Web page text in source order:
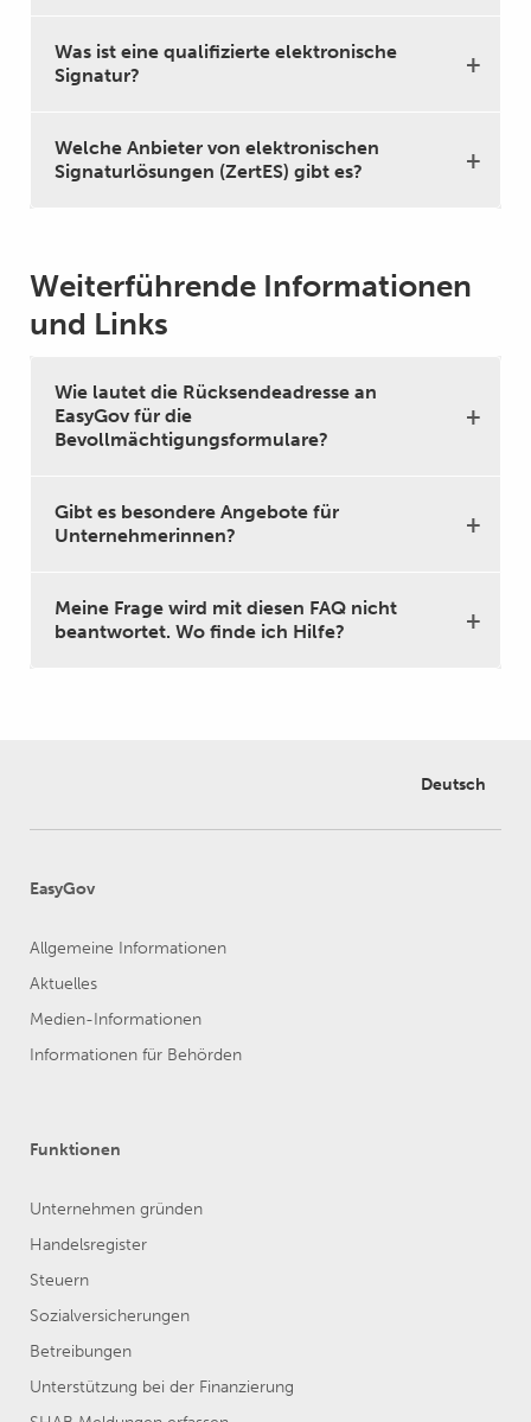
Was ist eine qualifizierte elektronische
Signatur?
Welche Anbieter von elektronischen
Signaturlösungen (ZertES) gibt es?
Weiterführende Informationen
und Links
Wie lautet die Rücksendeadresse an
EasyGov für die
Bevollmächtigungsformulare?
Gibt es besondere Angebote für
Unternehmerinnen?
Meine Frage wird mit diesen FAQ nicht
beantwortet. Wo finde ich Hilfe?
Deutsch
EasyGov
Allgemeine Informationen
Aktuelles
Medien-Informationen
Informationen für Behörden
Funktionen
Unternehmen gründen
Handelsregister
Steuern
Sozialversicherungen
Betreibungen
Unterstützung bei der Finanzierung